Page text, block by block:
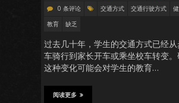
0 条评论
交通方式 交通行驶方式
教育
缺乏
过去几十年，学生的交通方式已经
车骑行到家长开车或乘坐校车转变。
这种变化可能会对学生的教育…
阅读更多